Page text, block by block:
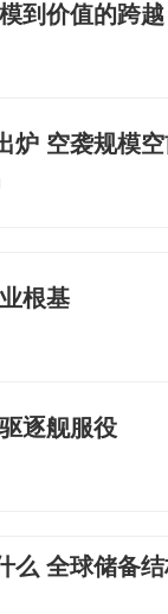
到价值的跨越
炉 空袭规模
根基
逐舰服役
么 全球储备